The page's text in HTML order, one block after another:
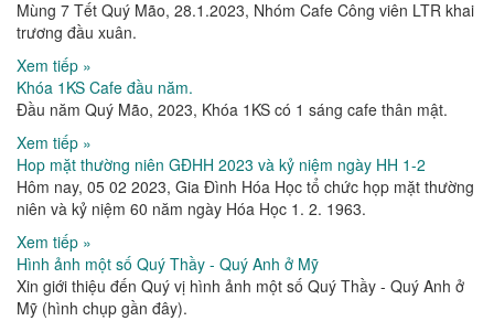
Mùng 7 Tết Quý Mão, 28.1.2023, Nhóm Cafe Công viên LTR khai
trương đầu xuân.
Xem tiếp »
Khóa 1KS Cafe đầu năm.
Đầu năm Quý Mão, 2023, Khóa 1KS có 1 sáng cafe thân mật.
Xem tiếp »
Hop mặt thường niên GĐHH 2023 và kỷ niệm ngày HH 1-2
Hôm nay, 05 02 2023, Gia Đình Hóa Học tổ chức họp mặt thường
niên và kỷ niệm 60 năm ngày Hóa Học 1. 2. 1963.
Xem tiếp »
Hình ảnh một số Quý Thầy - Quý Anh ở Mỹ
Xin giới thiệu đến Quý vị hình ảnh một số Quý Thầy - Quý Anh ở
Mỹ (hình chụp gần đây).